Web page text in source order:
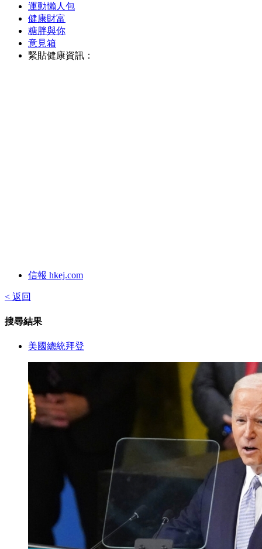
運動懶人包
健康財富
糖胖與你
意見箱
緊貼健康資訊：
信報 hkej.com
< 返回
搜尋結果
美國總統拜登